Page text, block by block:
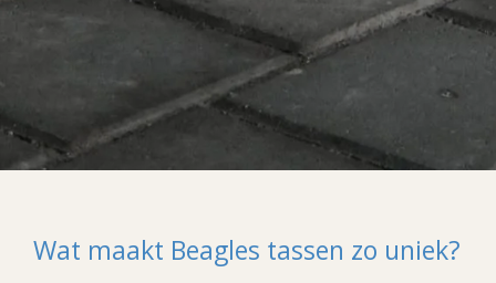
Wat maakt Beagles tassen zo uniek?